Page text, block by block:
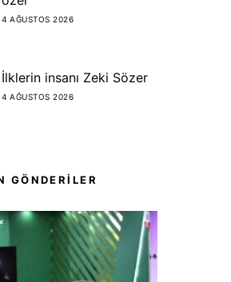
4 AĞUSTOS 2026
İlklerin insanı Zeki Sözer
4 AĞUSTOS 2026
GÖNDERİLER